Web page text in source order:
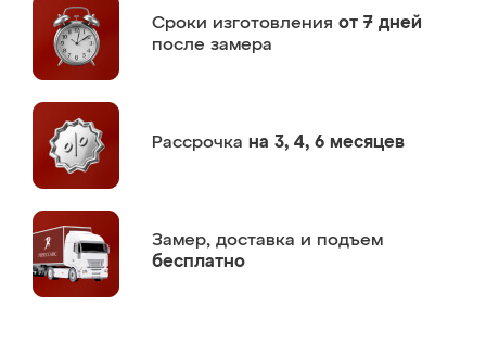
Сроки изготовления от 7 дней
после замера
Рассрочка на 3, 4, 6 месяцев
Замер, доставка и подъем
бесплатно